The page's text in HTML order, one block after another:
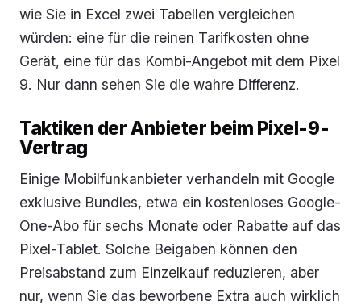
wie Sie in Excel zwei Tabellen vergleichen
würden: eine für die reinen Tarifkosten ohne
Gerät, eine für das Kombi-Angebot mit dem Pixel
9. Nur dann sehen Sie die wahre Differenz.
Taktiken der Anbieter beim Pixel-9-
Vertrag
Einige Mobilfunkanbieter verhandeln mit Google
exklusive Bundles, etwa ein kostenloses Google-
One-Abo für sechs Monate oder Rabatte auf das
Pixel-Tablet. Solche Beigaben können den
Preisabstand zum Einzelkauf reduzieren, aber
nur, wenn Sie das beworbene Extra auch wirklich